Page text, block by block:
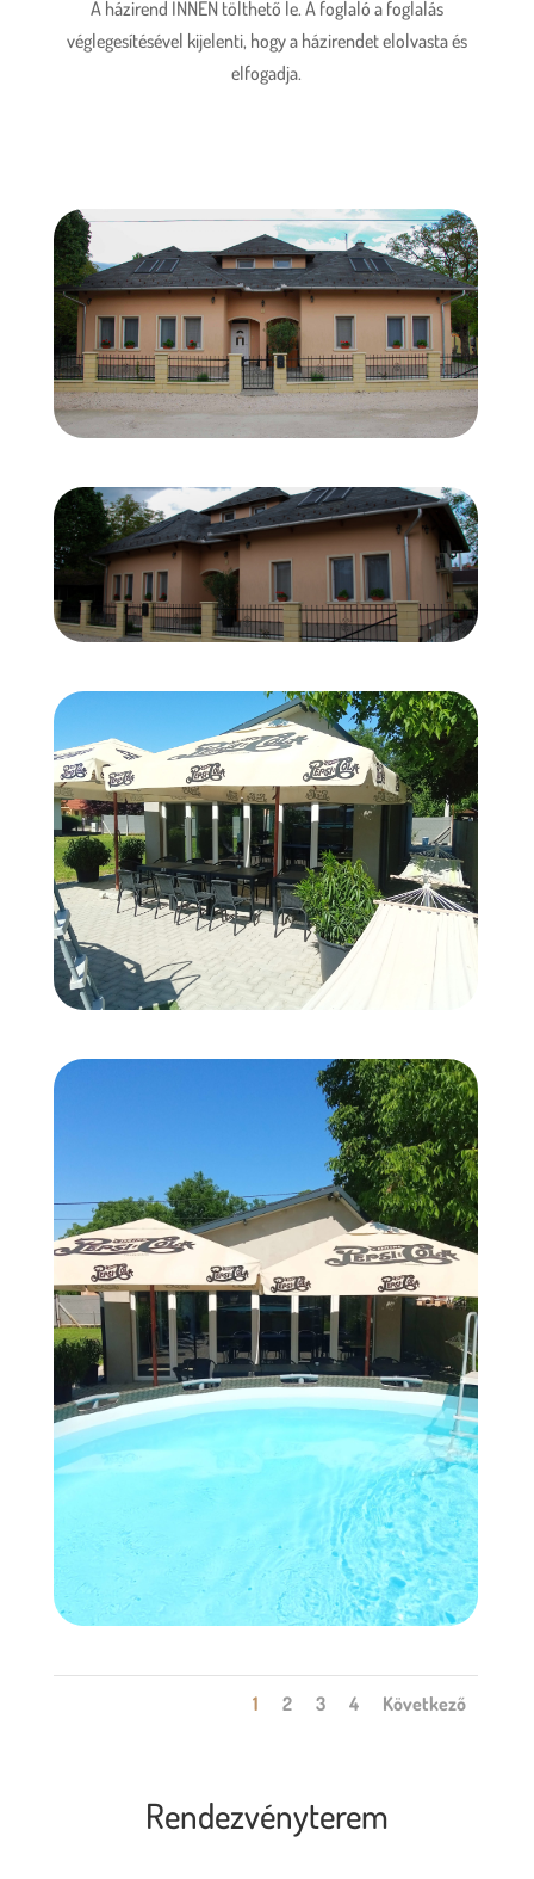
A házirend INNEN tölthető le. A foglaló a foglalás
véglegesítésével kijelenti, hogy a házirendet elolvasta és
elfogadja.
1 2 3 4 Következő
Rendezvényterem